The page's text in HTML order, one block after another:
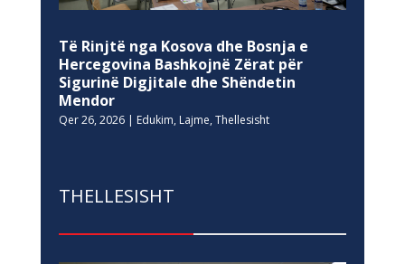
Të Rinjtë nga Kosova dhe Bosnja e
Hercegovina Bashkojnë Zërat për
Sigurinë Digjitale dhe Shëndetin
Mendor
Qer 26, 2026| Edukim, Lajme, Thellesisht
THELLESISHT